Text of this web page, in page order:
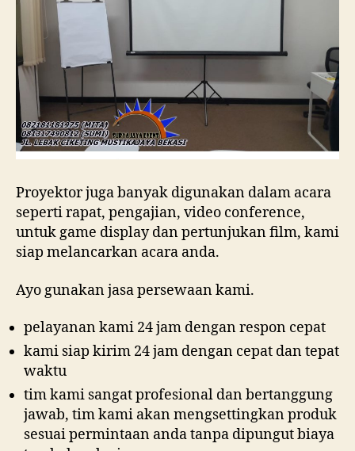
Proyektor juga banyak digunakan dalam acara
seperti rapat, pengajian, video conference,
untuk game display dan pertunjukan film, kami
siap melancarkan acara anda.
Ayo gunakan jasa persewaan kami.
pelayanan kami 24 jam dengan respon cepat
kami siap kirim 24 jam dengan cepat dan tepat
waktu
tim kami sangat profesional dan bertanggung
jawab, tim kami akan mengsettingkan produk
sesuai permintaan anda tanpa dipungut biaya